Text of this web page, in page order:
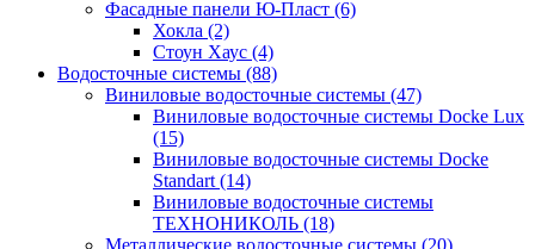
Фасадные панели Ю-Пласт (6)
Хокла (2)
Стоун Хаус (4)
Водосточные системы (88)
Виниловые водосточные системы (47)
Виниловые водосточные системы Docke Lux
(15)
Виниловые водосточные системы Docke
Standart (14)
Виниловые водосточные системы
ТЕХНОНИКОЛЬ (18)